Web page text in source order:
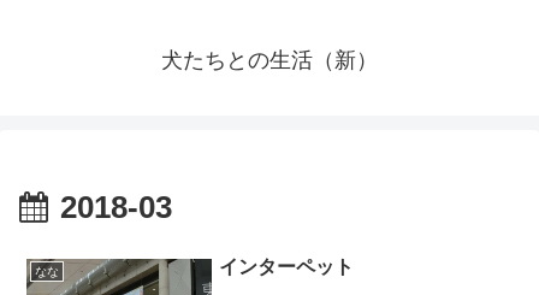
犬たちとの生活（新）
2018-03
なな インターペット